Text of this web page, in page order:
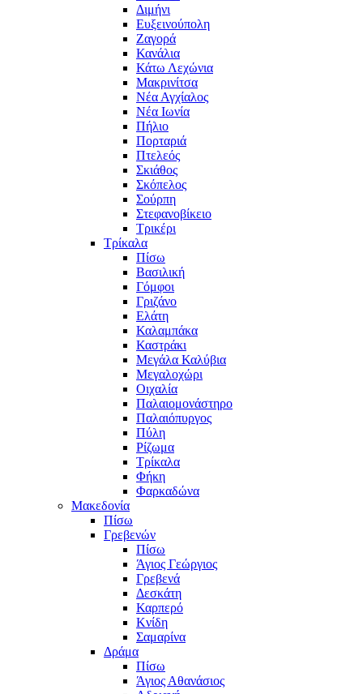
Διμήνι
Ευξεινούπολη
Ζαγορά
Κανάλια
Κάτω Λεχώνια
Μακρινίτσα
Νέα Αγχίαλος
Νέα Ιωνία
Πήλιο
Πορταριά
Πτελεός
Σκιάθος
Σκόπελος
Σούρπη
Στεφανοβίκειο
Τρικέρι
Τρίκαλα
Πίσω
Βασιλική
Γόμφοι
Γριζάνο
Ελάτη
Καλαμπάκα
Καστράκι
Μεγάλα Καλύβια
Μεγαλοχώρι
Οιχαλία
Παλαιομονάστηρο
Παλαιόπυργος
Πύλη
Ρίζωμα
Τρίκαλα
Φήκη
Φαρκαδώνα
Μακεδονία
Πίσω
Γρεβενών
Πίσω
Άγιος Γεώργιος
Γρεβενά
Δεσκάτη
Καρπερό
Κνίδη
Σαμαρίνα
Δράμα
Πίσω
Άγιος Αθανάσιος